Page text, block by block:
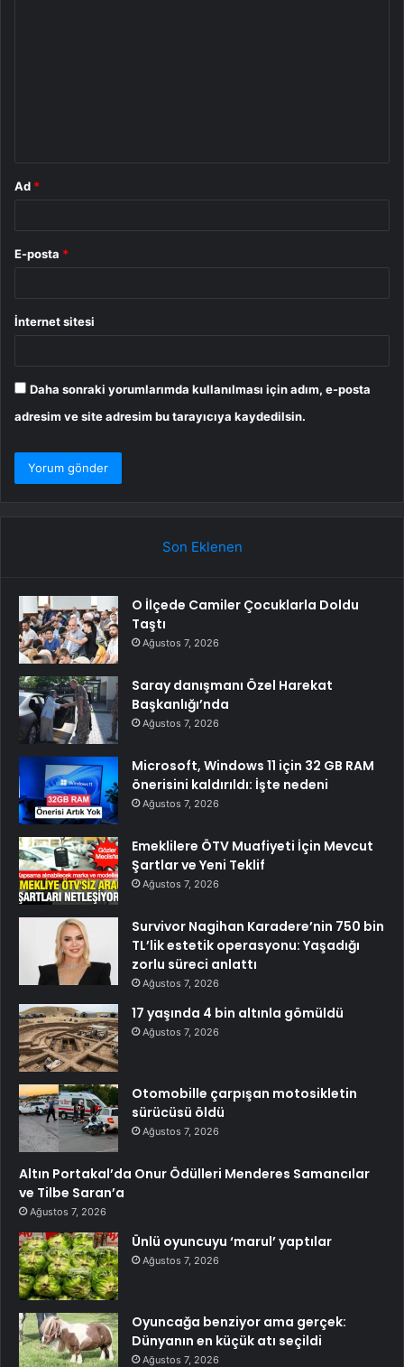
Ad *
E-posta *
İnternet sitesi
Daha sonraki yorumlarımda kullanılması için adım, e-posta
adresim ve site adresim bu tarayıcıya kaydedilsin.
Son Eklenen
O İlçede Camiler Çocuklarla Doldu
Taştı
Ağustos 7, 2026
Saray danışmanı Özel Harekat
Başkanlığı’nda
Ağustos 7, 2026
Microsoft, Windows 11 için 32 GB RAM
önerisini kaldırıldı: İşte nedeni
Ağustos 7, 2026
Emeklilere ÖTV Muafiyeti İçin Mevcut
Şartlar ve Yeni Teklif
Ağustos 7, 2026
Survivor Nagihan Karadere’nin 750 bin
TL’lik estetik operasyonu: Yaşadığı
zorlu süreci anlattı
Ağustos 7, 2026
17 yaşında 4 bin altınla gömüldü
Ağustos 7, 2026
Otomobille çarpışan motosikletin
sürücüsü öldü
Ağustos 7, 2026
Altın Portakal’da Onur Ödülleri Menderes Samancılar
ve Tilbe Saran’a
Ağustos 7, 2026
Ünlü oyuncuyu ‘marul’ yaptılar
Ağustos 7, 2026
Oyuncağa benziyor ama gerçek:
Dünyanın en küçük atı seçildi
Ağustos 7, 2026